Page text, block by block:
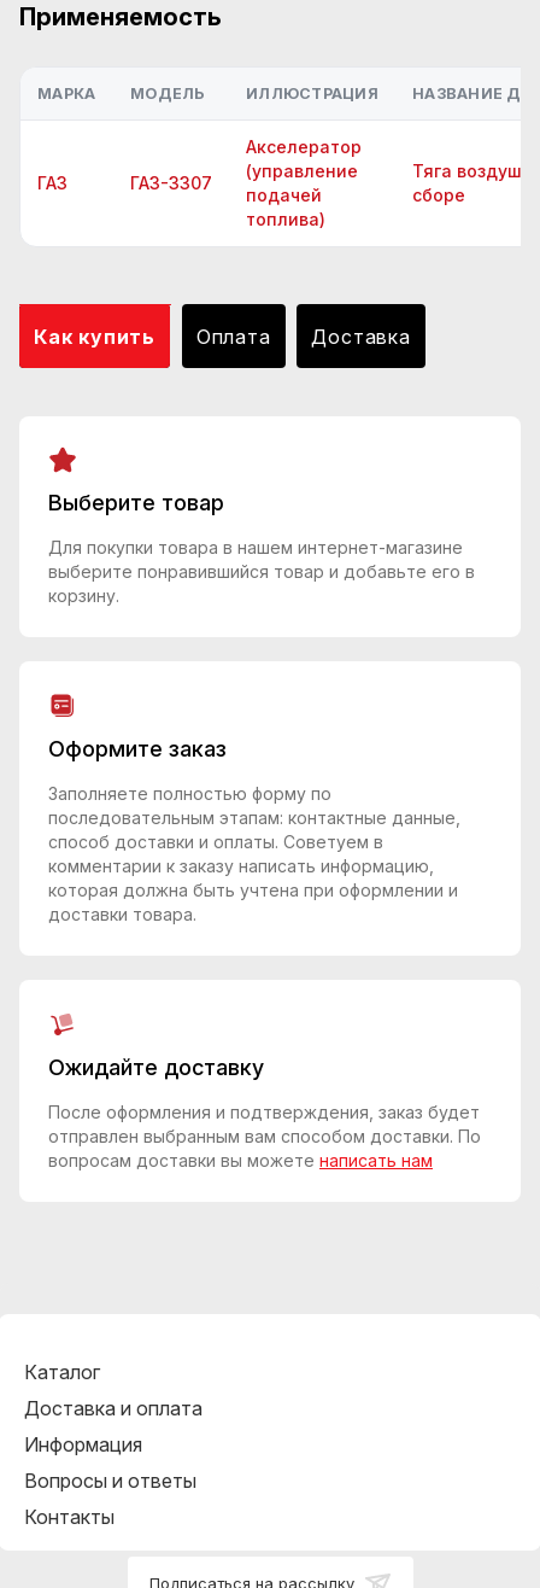
Применяемость
МАРКА МОДЕЛЬ ИЛЛЮСТРАЦИЯ НАЗВАНИЕ
ГАЗ ГАЗ-3307
Акселератор
(управление
подачей
топлива)
Тяга
сборе
Как купить Оплата Доставка
Выберите товар
Для покупки товара в нашем интернет-магазине
выберите понравившийся товар и добавьте его в
корзину.
Оформите заказ
Заполняете полностью форму по
последовательным этапам: контактные данные,
способ доставки и оплаты. Советуем в
комментарии к заказу написать информацию,
которая должна быть учтена при оформлении и
доставки товара.
Ожидайте доставку
После оформления и подтверждения, заказ будет
отправлен выбранным вам способом доставки. По
вопросам доставки вы можете написать нам
Каталог
Доставка и оплата
Информация
Вопросы и ответы
Контакты
Подписаться на рассылку